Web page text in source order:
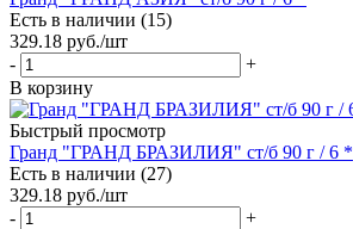
Есть в наличии (15)
329.18 руб./шт
-
+
В корзину
Быстрый просмотр
Гранд "ГРАНД БРАЗИЛИЯ" ст/б 90 г / 6 *
Есть в наличии (27)
329.18 руб./шт
-
+